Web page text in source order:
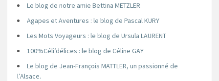
Le blog de notre amie Bettina METZLER
Agapes et Aventures : le blog de Pascal KURY
Les Mots Voyageurs : le blog de Ursula LAURENT
100%Céli’délices : le blog de Céline GAY
Le blog de Jean-François MATTLER, un passionné de
l’Alsace.